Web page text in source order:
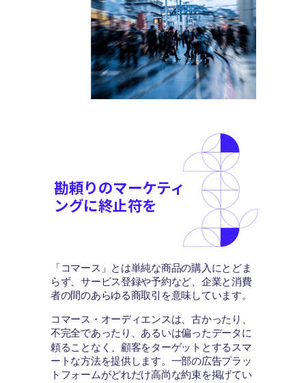
勘頼りのマーケティ
ングに終止符を
「コマース」とは単純な商品の購入にとどま
らず、サービス登録や予約など、企業と消費
者の間のあらゆる商取引を意味しています。
コマース・オーディエンスは、古かったり、
不完全であったり、あるいは偏ったデータに
頼ることなく、顧客をターゲットとするスマ
ートな方法を提供します。一部の広告プラッ
トフォームがどれだけ高尚な約束を掲げてい